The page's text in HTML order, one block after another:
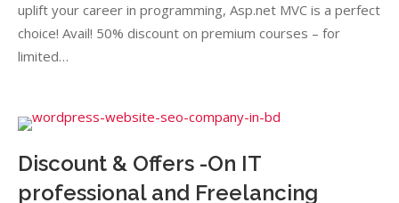
uplift your career in programming, Asp.net MVC is a perfect
choice! Avail! 50% discount on premium courses – for
limited…
Discount & Offers -On IT
professional and Freelancing